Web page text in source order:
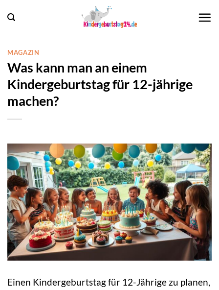
Inhalt
MAGAZIN
Was kann man an einem
Kindergeburtstag für 12-jährige
machen?
Einen Kindergeburtstag für 12-Jährige zu planen,